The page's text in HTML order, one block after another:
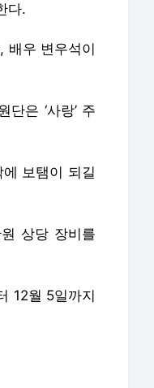
다.
배우 변우석이
은 ‘사랑’ 주
보탬이 되길
상당 장비를
12월 5일까지